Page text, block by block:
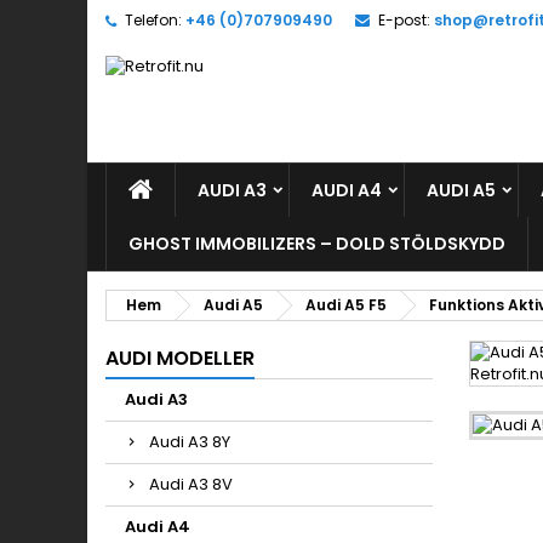
Telefon: +46 (0)707909490 E-post:
AUDI A3 AUDI A4 AUDI A5
GHOST IMMOBILIZERS – DOLD STÖLDSKYDD
Hem Audi A5 Audi A5 F5 Funktions
AUDI MODELLER
Audi A3
Audi A3 8Y
Audi A3 8V
Audi A4